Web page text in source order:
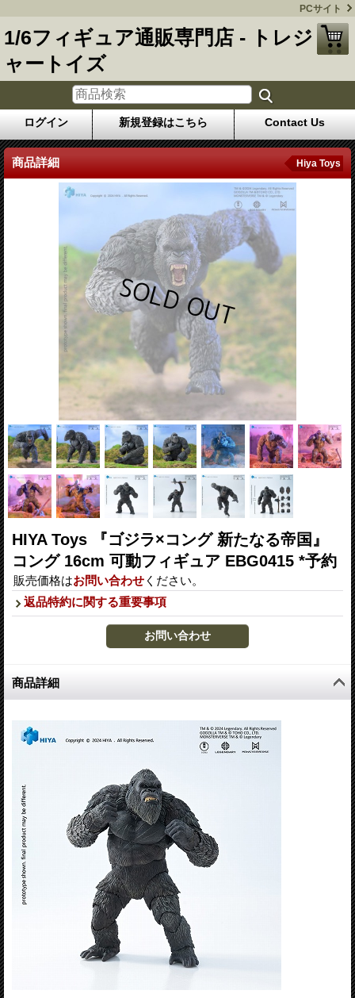
PCサイト
1/6フィギュア通販専門店 - トレジ
ャートイズ
ログイン 新規登録はこちら Contact Us
商品詳細 Hiya Toys
HIYA Toys 『ゴジラ×コング 新たなる帝国』
コング 16cm 可動フィギュア EBG0415 *予約
販売価格はお問い合わせ ください。
返品特約に関する重要事項
商品詳細